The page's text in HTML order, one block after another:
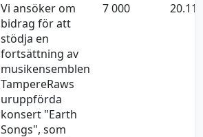
Vi ansöker om
bidrag för att
stödja en
fortsättning av
musikensemblen
TampereRaws
uruppförda
konsert "Earth
Songs", som
7 000